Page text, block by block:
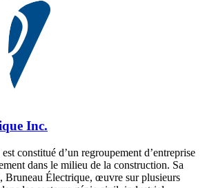
Inc.
constitué d’un regroupement d’entreprise
dans le milieu de la construction. Sa
Bruneau Électrique, œuvre sur plusieurs